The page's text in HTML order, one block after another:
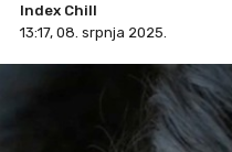
Index Chill
13:17, 08. srpnja 2025.